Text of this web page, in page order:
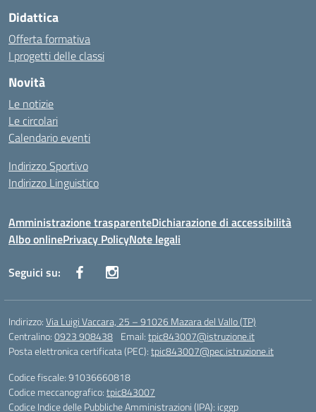
Didattica
Offerta formativa
I progetti delle classi
Novità
Le notizie
Le circolari
Calendario eventi
Indirizzo Sportivo
Indirizzo Linguistico
Amministrazione trasparenteDichiarazione di accessibilità
Albo onlinePrivacy PolicyNote legali
Seguici su:
Indirizzo:Via Luigi Vaccara, 25 – 91026 Mazara del Vallo (TP)
Centralino:0923 908438 Email:tpic843007@istruzione.it
Posta elettronica certificata (PEC):tpic843007@pec.istruzione.it
Codice fiscale: 91036660818
Codice meccanografico:tpic843007
Codice Indice delle Pubbliche Amministrazioni (IPA): icggp